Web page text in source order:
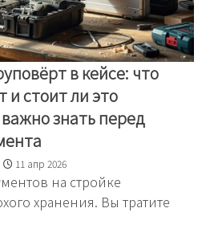
в кейсе: что
и стоит ли это
знать перед
11 апр 2026
на стройке
хранения. Вы тратите